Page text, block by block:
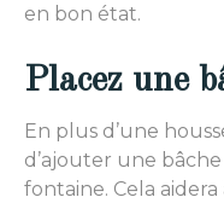
en bon état.
Placez une
En plus d’une
d’ajouter une
fontaine. Cela